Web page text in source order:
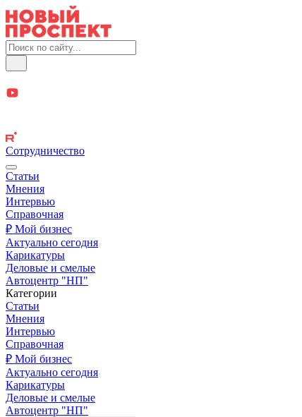
Сотрудничество
Статьи
Мнения
Интервью
Справочная
₽ Мой бизнес
Актуально сегодня
Карикатуры
Деловые и смелые
Автоцентр "НП"
Категории
Статьи
Мнения
Интервью
Справочная
₽ Мой бизнес
Актуально сегодня
Карикатуры
Деловые и смелые
Автоцентр "НП"